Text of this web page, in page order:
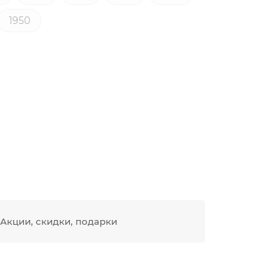
1950
Акции, скидки, подарки